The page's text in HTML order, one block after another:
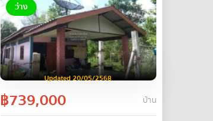
ว่าง
Updated 20/05/2568
฿739,000 บ้าน